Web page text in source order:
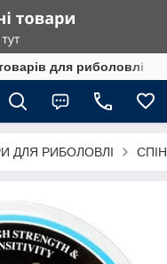
для риболовлі
ДЛЯ РИБОЛОВЛІ